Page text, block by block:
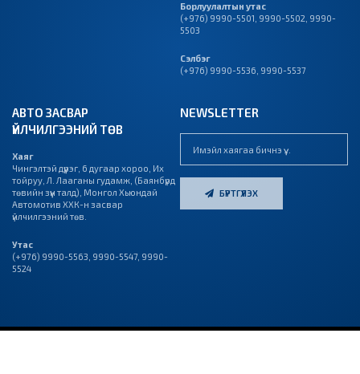
Борлуулалтын утас
(+976) 9990-5501 9990-5502 9990-
5503
Сэлбэг
(+976) 9990-5536 9990-5537
АВТО ЗАСВАР
ҮЙЛЧИЛГЭЭНИЙ ТӨВ
Хаяг
Чингэлтэй дүүрэг, 6 дугаар хороо, Их
тойруу, Л. Лааганы гудамж, (Баянбүрд
төвийн зүүн талд), Монгол Хьюндай
Автомотив ХХК-н засвар
үйлчилгээний төв.
Утас
(+976) 9990-5563 9990-5547, 9990-
5524
NEWSLETTER
БҮРТГҮҮЛЭХ